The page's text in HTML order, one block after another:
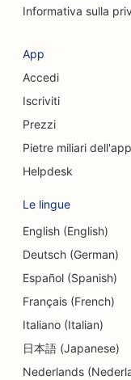
SEO per le
SEO per le
SEO per le
SEO per i
SEO per i
SEO per i
SEO per asili
SEO per i
Informativa sulla
App
Accedi
Iscriviti
Prezzi
Pietre miliari dell'app
Helpdesk
Le lingue
English (English)
Deutsch (German)
Español (Spanish)
Français (French)
Italiano (Italian)
日本語 (Japanese)
Nederlands